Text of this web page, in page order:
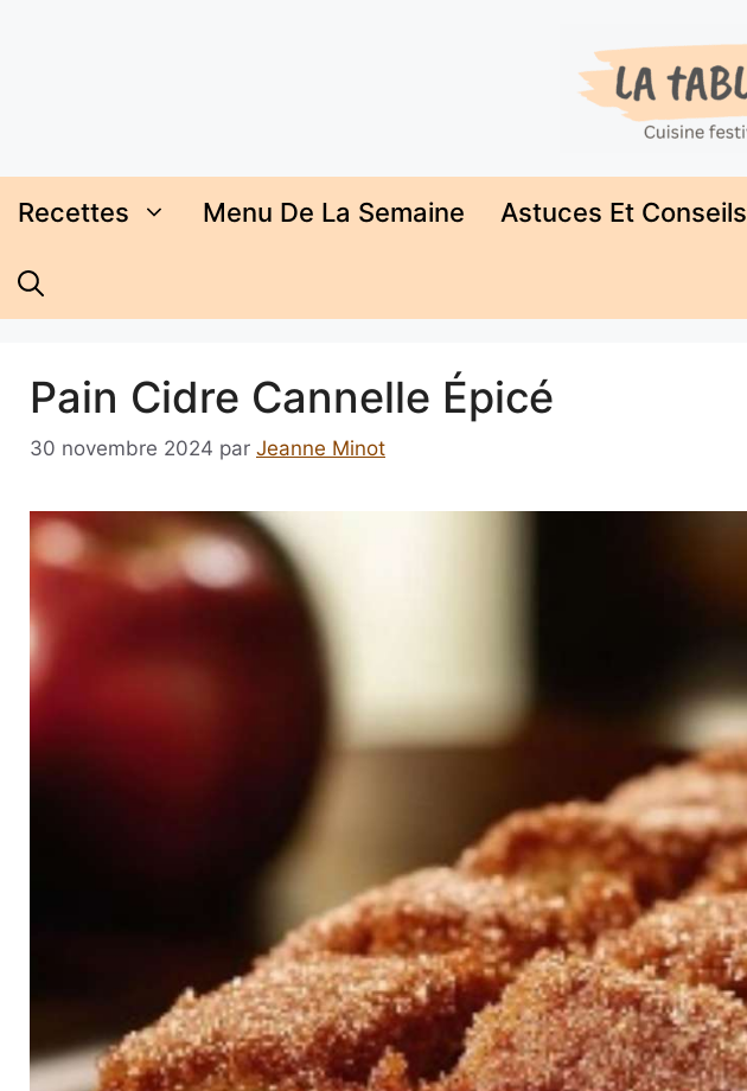
Recettes Menu De La Semaine Astuces Et Conseils
Pain Cidre Cannelle Épicé
30 novembre 2024 par Jeanne Minot